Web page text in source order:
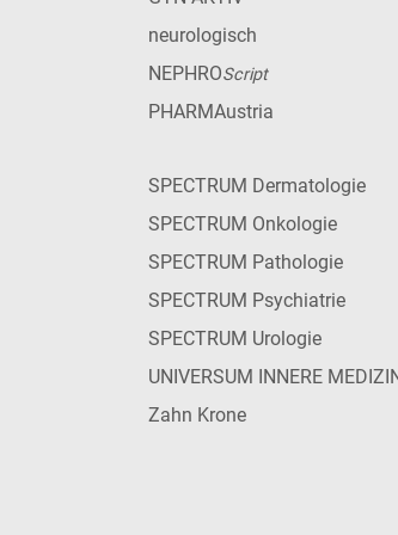
neurologisch
NEPHROScript
PHARMAustria
SPECTRUM Dermatologie
SPECTRUM Onkologie
SPECTRUM Pathologie
SPECTRUM Psychiatrie
SPECTRUM Urologie
UNIVERSUM INNERE
Zahn Krone